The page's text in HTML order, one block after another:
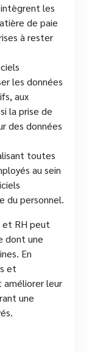
les
de paie
à rester
les données
aux
la prise de
des données
toutes
au sein
du personnel.
et RH peut
dont une
En
et
améliorer leur
une